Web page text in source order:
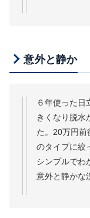
意外と静か
６年使った日
きくなり脱水
た。20万円前
のタイプに絞
シンプルでわ
意外と静かな